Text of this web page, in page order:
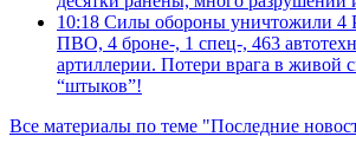
10:18 Силы обороны уничтожили 4
ПВО, 4 броне-, 1 спец-, 463
артиллерии. Потери врага в живой
“штыков”!
Все материалы по теме "Последние